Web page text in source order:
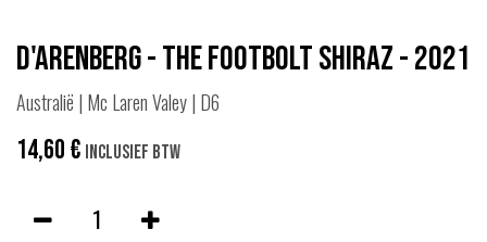
d'Arenberg - The Footbolt Shiraz - 2021
Australië | Mc Laren Valey | D6
14,60€ Inclusief btw